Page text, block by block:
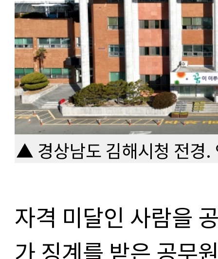
▲ 경상남도 김해시청 전경.
자격 미달인 사람을
가 징계를 받은 공무